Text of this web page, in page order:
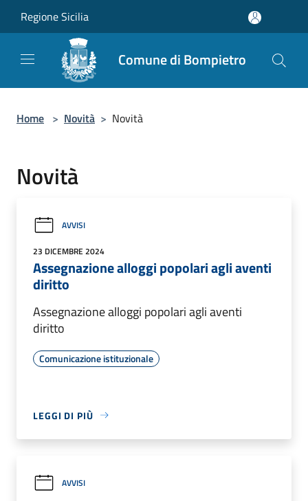
Regione Sicilia
Comune di Bompietro
Home > Novità > Novità
Novità
AVVISI
23 DICEMBRE 2024
Assegnazione alloggi popolari agli aventi
diritto
Assegnazione alloggi popolari agli aventi
diritto
Comunicazione istituzionale
LEGGI DI PIÙ
AVVISI